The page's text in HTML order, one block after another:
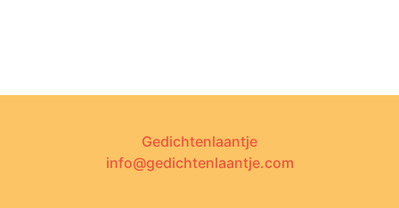
Gedichtenlaantje
info@gedichtenlaantje.com